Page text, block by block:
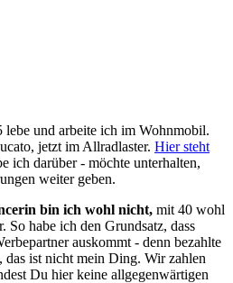
lebe und arbeite ich im Wohnmobil.
jetzt im Allradlaster. Hier steht
ich darüber - möchte unterhalten,
weiter geben.
bin ich wohl nicht, mit 40 wohl
So habe ich den Grundsatz, dass
auskommt - denn bezahlte
ist nicht mein Ding. Wir zahlen
Du hier keine allgegenwärtigen